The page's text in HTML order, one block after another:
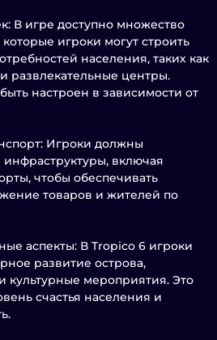
В игре доступно множество
игроки могут строить
населения, таких как
развлекательные центры.
настроен в зависимости от
Игроки должны
инфраструктуры, включая
чтобы обеспечивать
товаров и жителей по
аспекты: В Tropico 6 игроки
развитие острова,
культурные мероприятия. Это
счастья населения и